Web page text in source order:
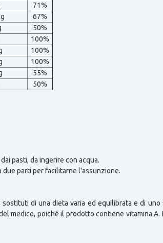
71%
67%
50%
100%
100%
100%
55%
50%
pasti, da ingerire con acqua.
due parti per facilitarne l'assunzione.
di una dieta varia ed equilibrata e di
medico, poiché il prodotto contiene vitamina